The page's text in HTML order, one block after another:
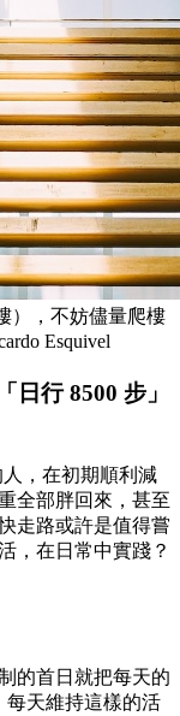
），不妨儘量爬樓
Esquivel
行 8500 步」
，在初期順利減
全部胖回來，甚至
走路或許是值得嘗
，在日常中實踐？
的首日就把每天的
每天維持這樣的活